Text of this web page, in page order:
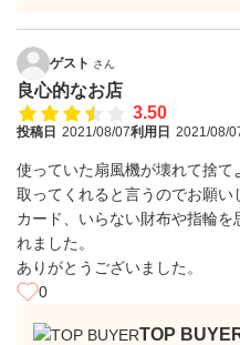
ゲスト さん
良心的なお店
3.50
投稿日 2021/08/07利用日 2021/08/
使っていた扇風機が壊れて捨て
取ってくれると言うのでお願
カード、いらない財布や指輪を
れました。
ありがとうございました。
0
TOP